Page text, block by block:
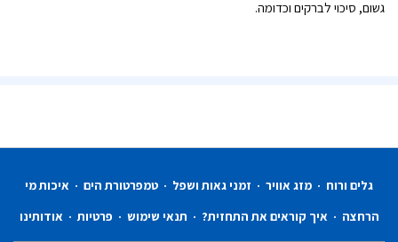
גשום, סיכוי לברקים וכדומה.
גלים ורוח · מזג אוויר · זמני גאות ושפל · טמפרטורת הים · איכות מי
הרחצה · איך קוראים את התחזית? · תנאי שימוש · פרטיות · אודותינו